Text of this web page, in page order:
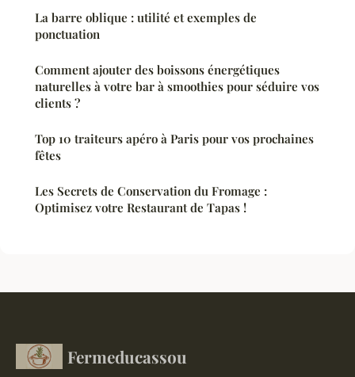
La barre oblique : utilité et exemples de
ponctuation
Comment ajouter des boissons énergétiques
naturelles à votre bar à smoothies pour séduire vos
clients ?
Top 10 traiteurs apéro à Paris pour vos prochaines
fêtes
Les Secrets de Conservation du Fromage :
Optimisez votre Restaurant de Tapas !
Fermeducassou